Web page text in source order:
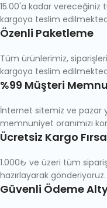
15.00'a kadar vereceğiniz
kargoya teslim
Özenli Paketleme
Tüm ürünlerimiz,
kargoya teslim
%99 Müşteri
İnternet sitemiz ve pazar
memnuniyet oranımızı
Ücretsiz Kargo
1.000₺ ve üzeri tüm
hazırlayarak gönderiyoruz.
Güvenli Ödeme